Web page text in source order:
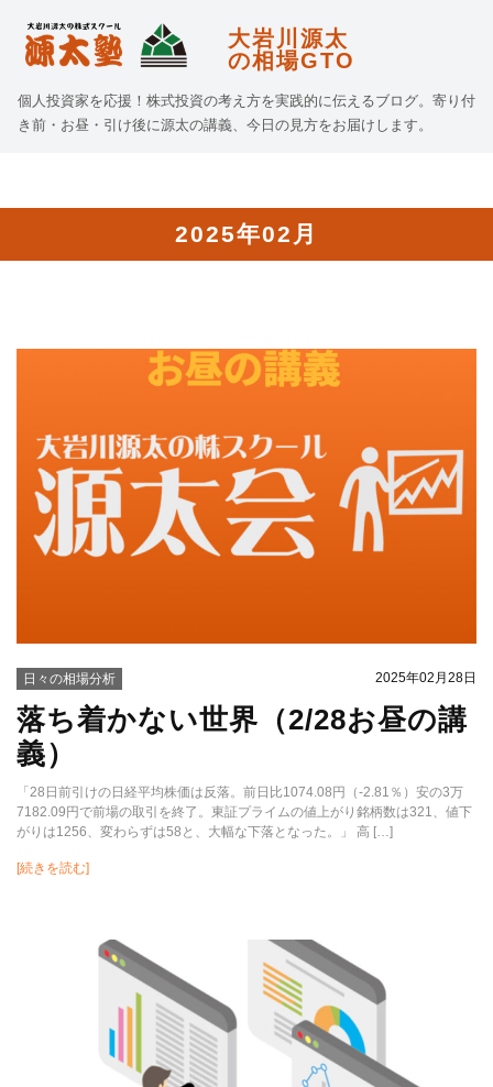
大岩川源太
の相場GTO
個人投資家を応援！株式投資の考え方を実践的に伝えるブログ。寄り付
き前・お昼・引け後に源太の講義、今日の見方をお届けします。
2025年02月
日々の相場分析 2025年02月28日
落ち着かない世界（2/28お昼の講
義）
「28日前引けの日経平均株価は反落。前日比1074.08円（-2.81％）安の3万
7182.09円で前場の取引を終了。東証プライムの値上がり銘柄数は321、値下
がりは1256、変わらずは58と、大幅な下落となった。」 高 […]
[続きを読む]